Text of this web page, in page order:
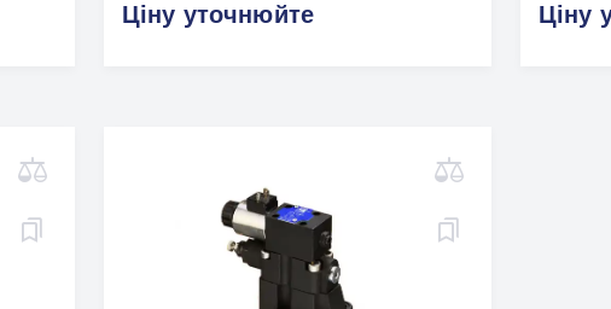
Ціну уточнюйте Ціну